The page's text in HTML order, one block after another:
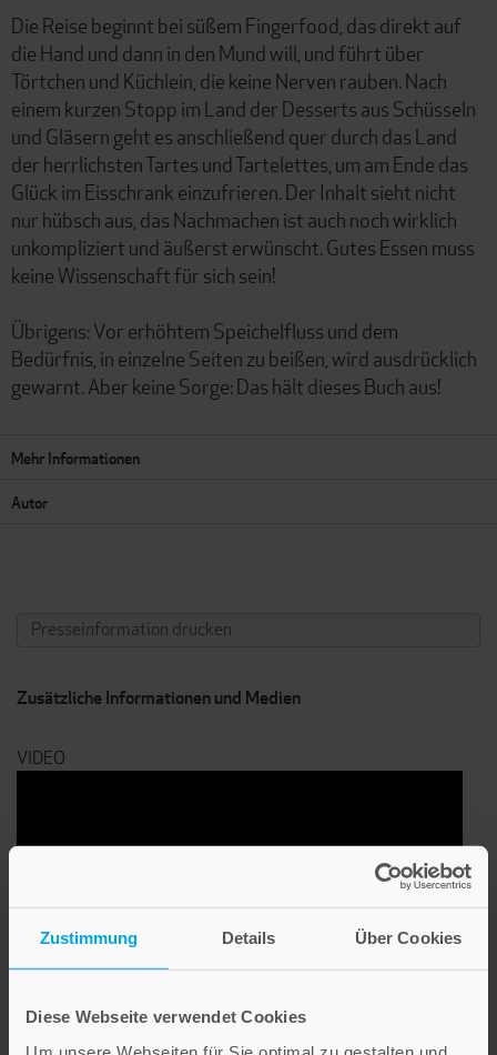
Zustimmung Details Über Cookies
Diese Webseite verwendet Cookies
Die Reise beginnt bei süßem Fingerfood, das direkt auf
die Hand und dann in den Mund will, und führt über
Törtchen und Küchlein, die keine Nerven rauben. Nach
einem kurzen Stopp im Land der Desserts aus Schüsseln
und Gläsern geht es anschließend quer durch das Land
der herrlichsten Tartes und Tartelettes, um am Ende das
Glück im Eisschrank einzufrieren. Der Inhalt sieht nicht
nur hübsch aus, das Nachmachen ist auch noch wirklich
unkompliziert und äußerst erwünscht. Gutes Essen muss
keine Wissenschaft für sich sein!
Übrigens: Vor erhöhtem Speichelfluss und dem
Bedürfnis, in einzelne Seiten zu beißen, wird ausdrücklich
gewarnt. Aber keine Sorge: Das hält dieses Buch aus!
Mehr Informationen
Autor
Presseinformation drucken
Zusätzliche Informationen und Medien
VIDEO